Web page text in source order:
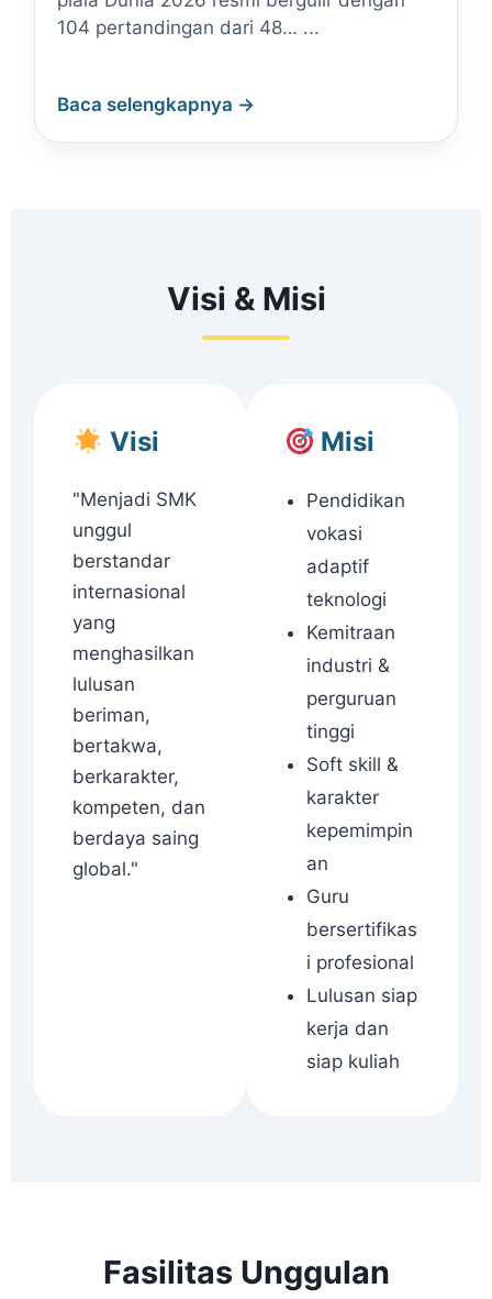
104 pertandingan dari 48… ...
Baca selengkapnya →
Visi & Misi
Visi
"Menjadi SMK
unggul
berstandar
internasional
yang
menghasilkan
lulusan
beriman,
bertakwa,
berkarakter,
kompeten, dan
berdaya saing
global."
Misi
Pendidikan
vokasi
adaptif
teknologi
Kemitraan
industri &
perguruan
tinggi
Soft skill &
karakter
kepemimpin
an
Guru
bersertifikas
i profesional
Lulusan siap
kerja dan
siap kuliah
Fasilitas Unggulan